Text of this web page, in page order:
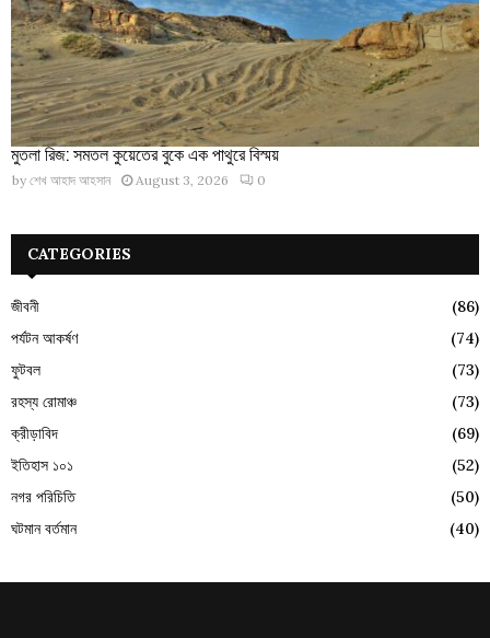
মুতলা রিজ: সমতল কুয়েতের বুকে এক পাথুরে বিস্ময়
by শেখ আহাদ আহসান August 3, 2026 0
CATEGORIES
জীবনী
(86)
পর্যটন আকর্ষণ
(74)
ফুটবল
(73)
রহস্য রোমাঞ্চ
(73)
ক্রীড়াবিদ
(69)
ইতিহাস ১০১
(52)
নগর পরিচিতি
(50)
ঘটমান বর্তমান
(40)